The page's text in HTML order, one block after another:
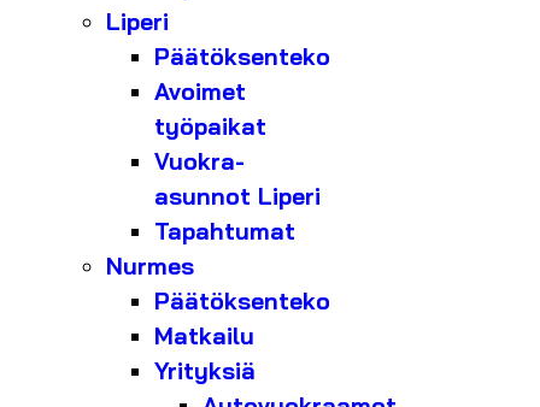
Liperi
Päätöksenteko
Avoimet
työpaikat
Vuokra-
asunnot Liperi
Tapahtumat
Nurmes
Päätöksenteko
Matkailu
Yrityksiä